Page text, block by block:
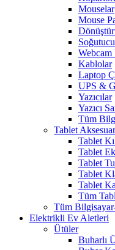
Mouselar
Mouse
Kablolar
Laptop
UPS &
Yazıcılar
Yazıcı
Tüm
Tablet
Tablet
Tablet
Tablet
Tablet
Tablet
Tüm
Tüm
Elektrikli Ev Aletleri
Ütüler
Buharlı